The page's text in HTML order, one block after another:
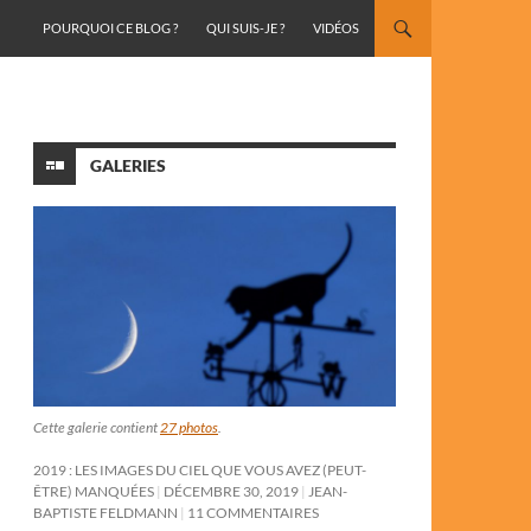
POURQUOI CE BLOG ?
QUI SUIS-JE ? VIDÉOS
GALERIES
Cette galerie contient27 photos.
2019 : LES IMAGES DU CIEL QUE VOUS AVEZ (PEUT-
ÊTRE) MANQUÉES DÉCEMBRE 30, 2019 JEAN-
BAPTISTE FELDMANN
11 COMMENTAIRES